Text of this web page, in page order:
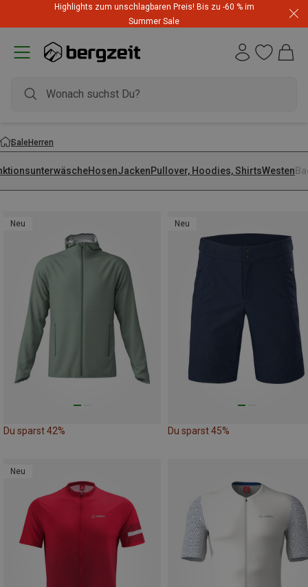
Highlights zum unschlagbaren Preis! Bis zu -60 % im
Summer Sale
SaleHerren
HosenJackenPullover, Hoodies, ShirtsWesten
Neu
Du sparst 42%
Neu
Du sparst 45%
Neu